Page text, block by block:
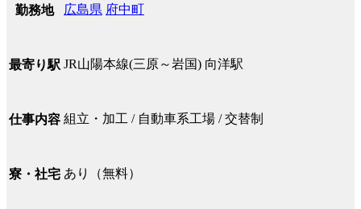
勤務地 広島県 府中町
最寄り駅 JR山陽本線(三原～岩国) 向洋駅
仕事内容 組立・加工 / 自動車系工場 / 交替制
寮・社宅 あり（無料）